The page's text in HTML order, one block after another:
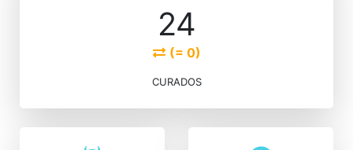
24
(= 0)
CURADOS